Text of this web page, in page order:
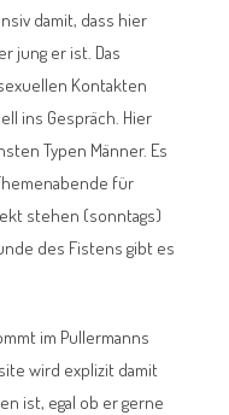
damit, dass hier
jung er ist. Das
Kontakten
ins Gespräch. Hier
Typen Männer. Es
für
stehen (sonntags)
des Fistens gibt es
im Pullermanns
wird explizit damit
ist, egal ob er gerne